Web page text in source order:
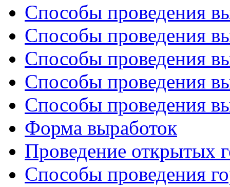
Способы проведения
Способы проведения
Способы проведения
Способы проведения
Способы проведения
Форма выработок
Проведение открытых
Способы проведения